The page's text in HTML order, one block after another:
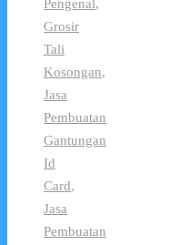
Pengenal,
Grosir
Tali
Kosongan,
Jasa
Pembuatan
Gantungan
Id
Card,
Jasa
Pembuatan